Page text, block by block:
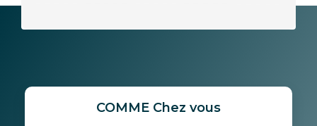
COMME Chez vous